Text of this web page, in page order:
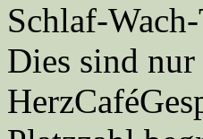
Schlaf-
Dies sind